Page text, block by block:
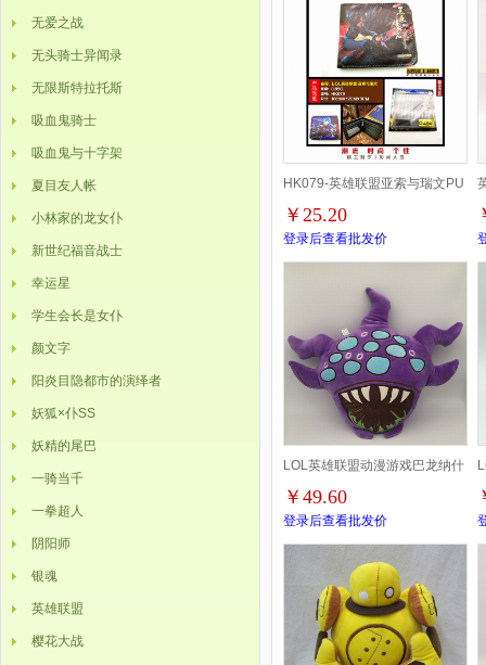
无爱之战
无头骑士异闻录
无限斯特拉托斯
吸血鬼骑士
吸血鬼与十字架
夏目友人帐
小林家的龙女仆
新世纪福音战士
幸运星
学生会长是女仆
颜文字
阳炎目隐都市的演绎者
妖狐×仆SS
妖精的尾巴
一骑当千
一拳超人
阴阳师
银魂
英雄联盟
樱花大战
HK079-英雄联盟亚索与瑞文PU
二折短款钱包
￥25.20
登录后查看批发价
LOL英雄联盟动漫游戏巴龙纳什
男爵大龙卡通毛绒公仔抱枕
40X45CM重约300g
￥49.60
登录后查看批发价